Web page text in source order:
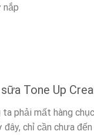
nắp
Tone Up
phải mất hàng
chỉ cần chưa